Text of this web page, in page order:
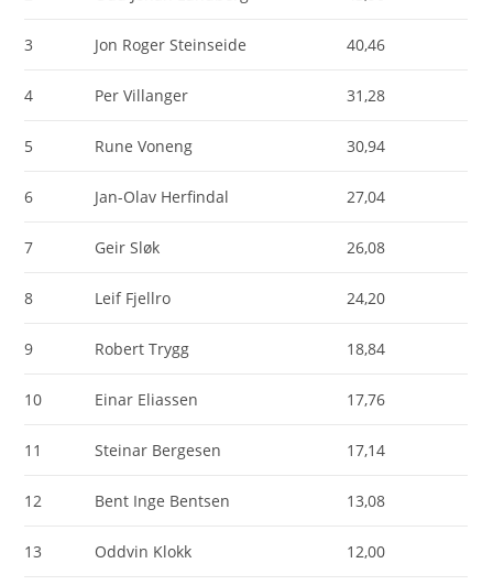
3 Jon Roger Steinseide 40,46
4 Per Villanger 31,28
5 Rune Voneng 30,94
6 Jan-Olav Herfindal 27,04
7 Geir Sløk 26,08
8 Leif Fjellro 24,20
9 Robert Trygg 18,84
10 Einar Eliassen 17,76
11 Steinar Bergesen 17,14
12 Bent Inge Bentsen 13,08
13 Oddvin Klokk 12,00